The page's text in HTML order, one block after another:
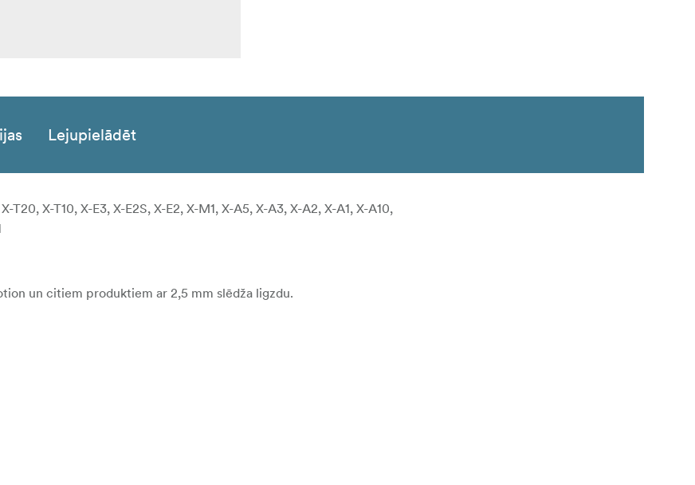
Lejupielādēt
T20, X-T10, X-E3, X-E2S, X-E2, X-M1, X-A5, X-A3, X-A2, X-A1, X-A10,
un citiem produktiem ar 2,5 mm slēdža ligzdu.